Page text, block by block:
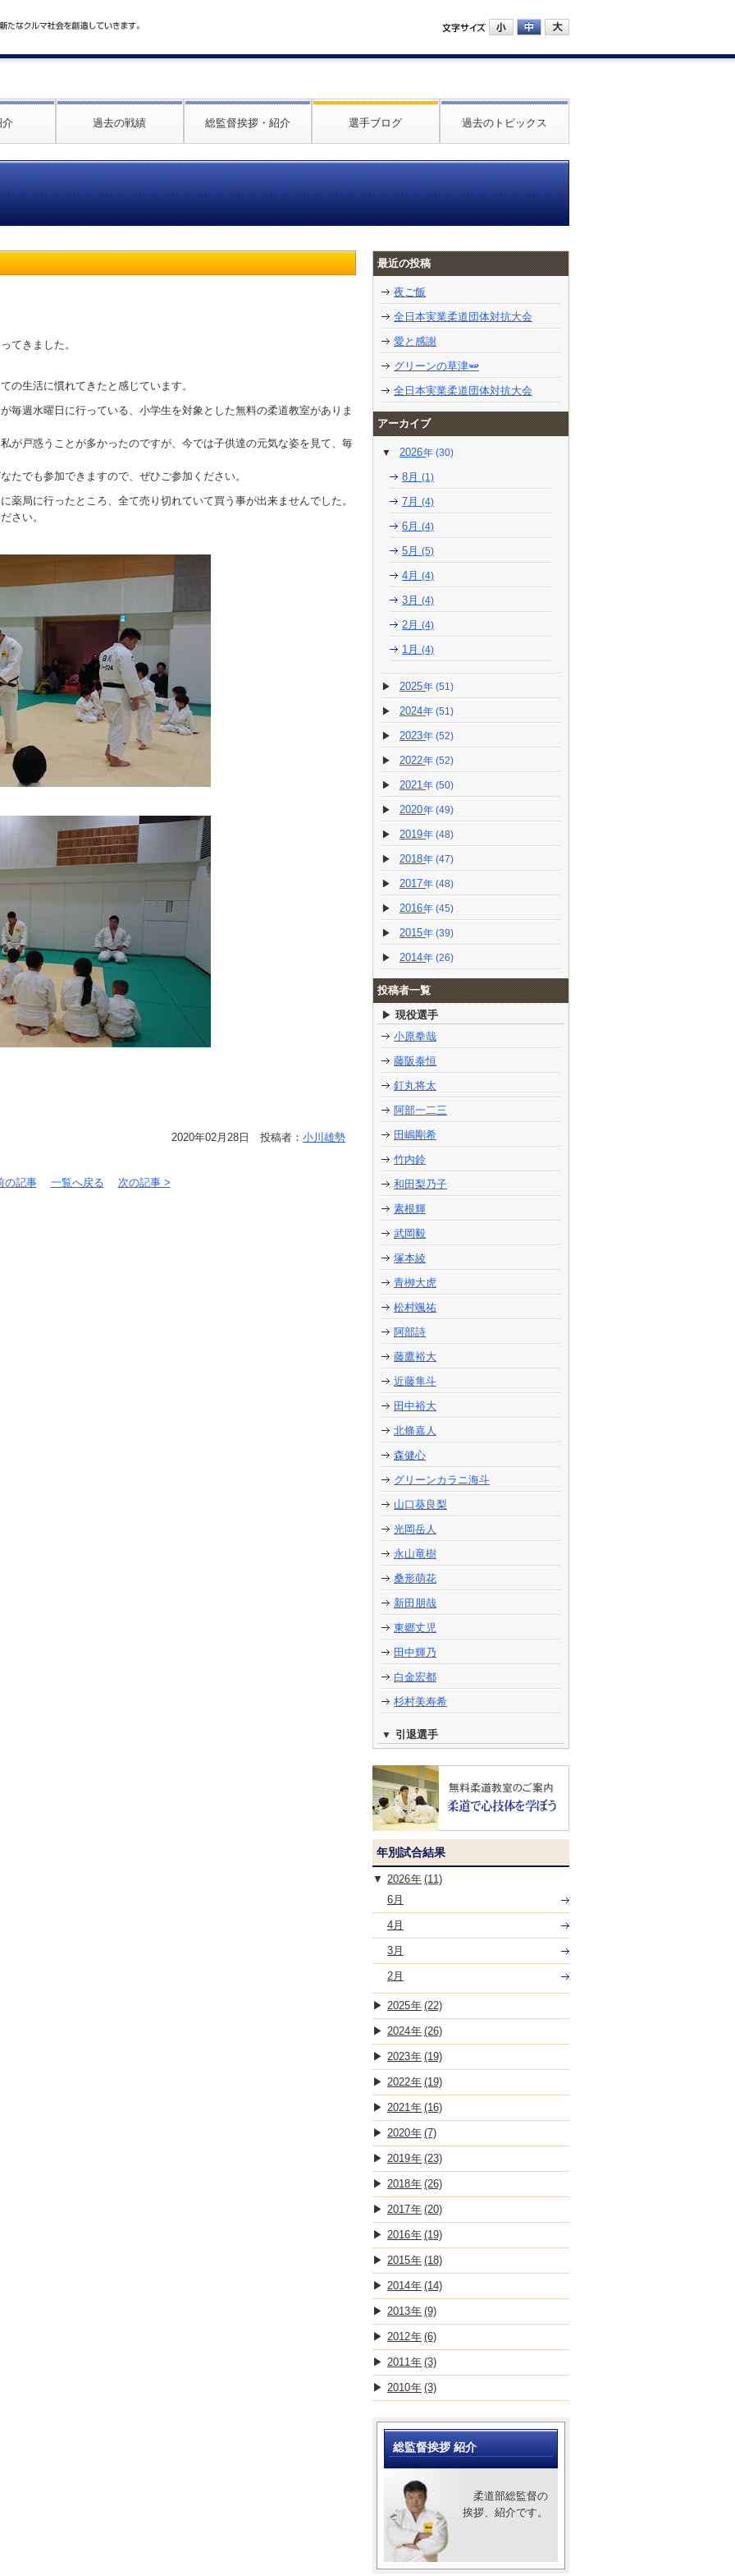
介 過去の戦績 総監督挨拶・紹介 選手ブログ 過去のトピックス
てきました。
の生活に慣れてきたと感じています。
毎週水曜日に行っている、小学生を対象とした無料の柔道教室がありま
が戸惑うことが多かったのですが、今では子供達の元気な姿を見て、毎
たでも参加できますので、ぜひご参加ください。
薬局に行ったところ、全て売り切れていて買う事が出来ませんでした。
さい。
2020年02月28日 投稿者： 小川雄勢
の記事 一覧へ戻る 次の記事 >
最近の投稿
夜ご飯
全日本実業柔道団体対抗大会
愛と感謝
グリーンの草津🫛
全日本実業柔道団体対抗大会
アーカイブ
2026 (30)
8月(1)
7月(4)
6月(4)
5月(5)
4月(4)
3月(4)
2月(4)
1月(4)
2025 (51)
2024 (51)
2023 (52)
2022 (52)
2021 (50)
2020 (49)
2019 (48)
2018 (47)
2017 (48)
2016 (45)
2015 (39)
2014 (26)
投稿者一覧
現役選手
小原拳哉
藤阪泰恒
釘丸将太
阿部一二三
田嶋剛希
竹内鈴
和田梨乃子
素根輝
武岡毅
塚本綾
青栁大虎
松村颯祐
阿部詩
藤鷹裕大
近藤隼斗
田中裕大
北條嘉人
森健心
グリーンカラニ海斗
山口葵良梨
光岡岳人
永山竜樹
桑形萌花
新田朋哉
東郷丈児
田中輝乃
白金宏都
杉村美寿希
引退選手
年別試合結果
2026
(11)
6月
4月
3月
2月
2025 (22)
2024 (26)
2023 (19)
2022 (19)
2021 (16)
2020 (7)
2019 (23)
2018 (26)
2017 (20)
2016 (19)
2015 (18)
2014 (14)
2013 (9)
2012 (6)
2011 (3)
2010 (3)
総監督挨拶 紹介
柔道部総監督の
挨拶、紹介です。